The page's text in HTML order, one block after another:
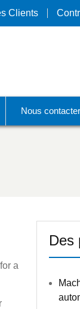
Clients
Nous contacter
a
Des